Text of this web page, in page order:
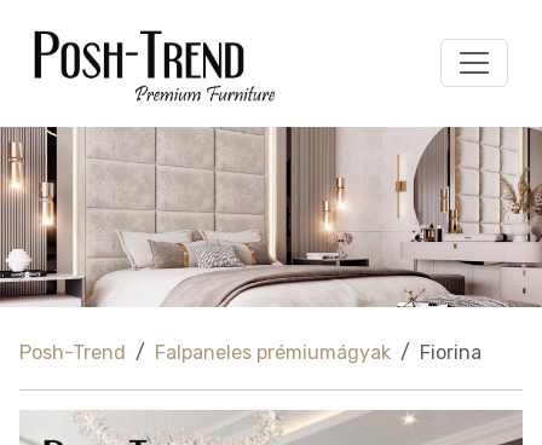
Posh-Trend Falpaneles prémiumágyak Fiorina